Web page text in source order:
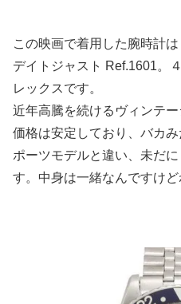
この映画で着用した腕時計
デイトジャスト Ref.1601。
レックスです。
近年高騰を続けるヴィンテ
価格は安定しており、バカ
ポーツモデルと違い、未だ
す。中身は一緒なんですけど